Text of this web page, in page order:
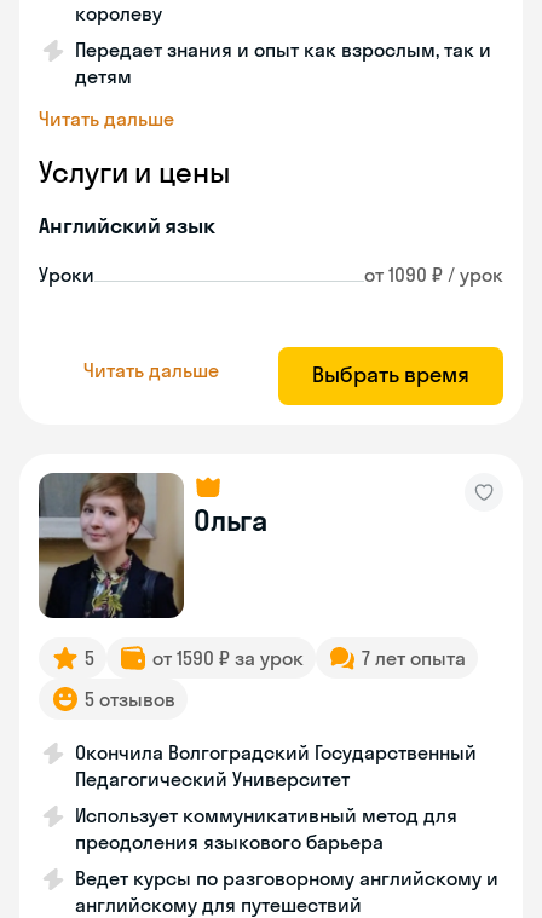
королеву
Передает знания и опыт как взрослым, так и
детям
Читать дальше
Услуги и цены
Английский язык
Уроки от 1090 ₽ / урок
Читать дальше Выбрать время
Ольга
5 от 1590 ₽ за урок
7 лет опыта
5 отзывов
Окончила Волгоградский Государственный
Педагогический Университет
Использует коммуникативный метод для
преодоления языкового барьера
Ведет курсы по разговорному английскому и
английскому для путешествий